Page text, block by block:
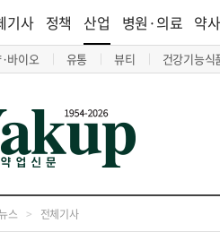
기사 정책 산업
바이오 유통 뷰티 건강기능식
병원·의료 약
뉴스 > 전체기사